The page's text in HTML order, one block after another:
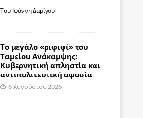
Του Ιωάννη Δαμίγου
Το μεγάλο «ριφιφί» του
Ταμείου Ανάκαμψης:
Κυβερνητική απληστία και
αντιπολιτευτική αφασία
6 Αυγούστου 2026